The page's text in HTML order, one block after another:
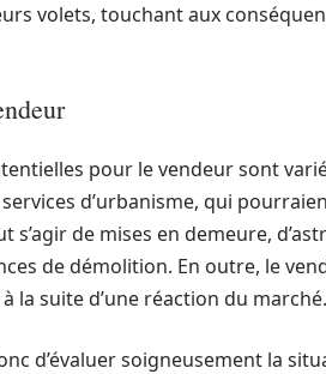
volets, touchant aux
pour le vendeur sont
d’urbanisme, qui
s’agir de mises en demeure,
de démolition. En outre, le
la suite d’une réaction du marché.
d’évaluer soigneusement la